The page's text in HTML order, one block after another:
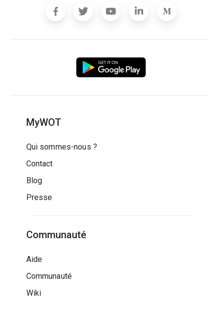
MyWOT
Qui sommes-nous ?
Contact
Blog
Presse
Communauté
Aide
Communauté
Wiki